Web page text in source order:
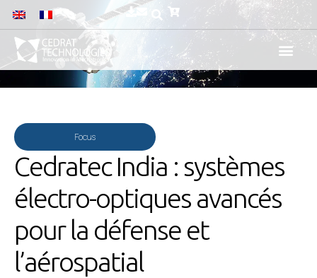
Focus
Cedratec India : systèmes
électro-optiques avancés
pour la défense et
l’aérospatial